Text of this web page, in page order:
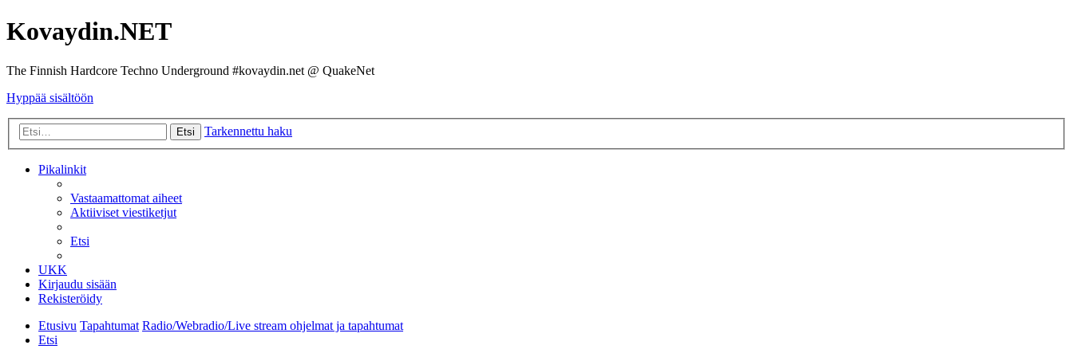
Kovaydin.NET
The Finnish Hardcore Techno Underground #kovaydin.net @ QuakeNet
Hyppää sisältöön
Etsi Tarkennettu haku
Pikalinkit
Vastaamattomat aiheet
Aktiiviset viestiketjut
Etsi
UKK
Kirjaudu sisään
Rekisteröidy
Etusivu Tapahtumat Radio/Webradio/Live stream ohjelmat ja tapahtumat
Etsi